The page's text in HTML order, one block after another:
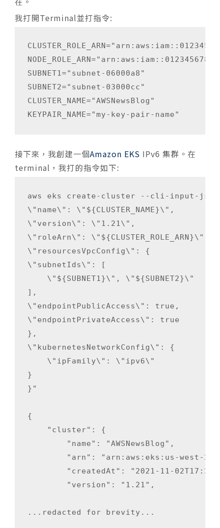
我打開Terminal並打指令:
SUBNET1="subnet-06000a8"
SUBNET2="subnet-03000cc"
CLUSTER_NAME="AWSNewsBlog"
KEYPAIR_NAME="my-key-pair-name"
接下來，我創建一個Amazon EKS IPv6 集群。在
terminal，我打的指令如下:
aws eks create-cluster --cli-input-
\"name\": \"${CLUSTER_NAME}\",
\"version\": \"1.21\",
\"roleArn\": \"${CLUSTER_ROLE_ARN}\",
\"resourcesVpcConfig\": {
\"subnetIds\": [
    \"${SUBNET1}\", \"${SUBNET2}\"
],
\"endpointPublicAccess\": true,
\"endpointPrivateAccess\": true
},
\"kubernetesNetworkConfig\": {
    \"ipFamily\": \"ipv6\"
}
}"
{
    "cluster": {
        "name": "AWSNewsBlog",
"arn": "arn:aws:eks:us-west-
"createdAt": "2021-11-
        "version": "1.21",
...redacted for brevity...